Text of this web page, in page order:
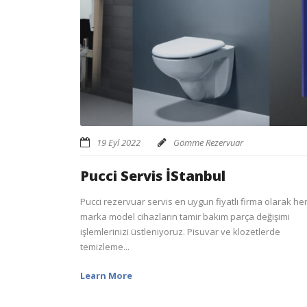
19 Eyl 2022 Gömme Rezervuar
Pucci Servis İStanbul
Pucci rezervuar servis en uygun fiyatlı firma olarak her
marka model cihazların tamir bakım parça değişimi
işlemlerinizi üstleniyoruz. Pisuvar ve klozetlerde
temizleme...
Learn More